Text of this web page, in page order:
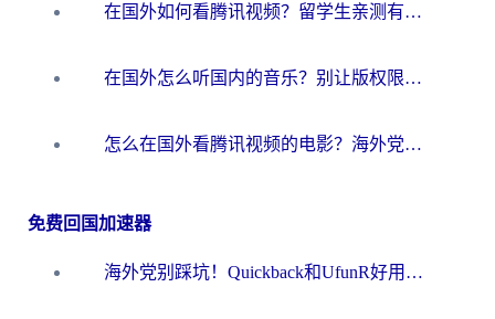
在国外如何看腾讯视频？留学生亲测有效的回国加速方案
在国外怎么听国内的音乐？别让版权限制断了你的华语歌单
怎么在国外看腾讯视频的电影？海外党亲测有效的回国加速指南
免费回国加速器
海外党别踩坑！Quickback和UfunR好用吗？选对回国加速器才能无缝刷国内资源